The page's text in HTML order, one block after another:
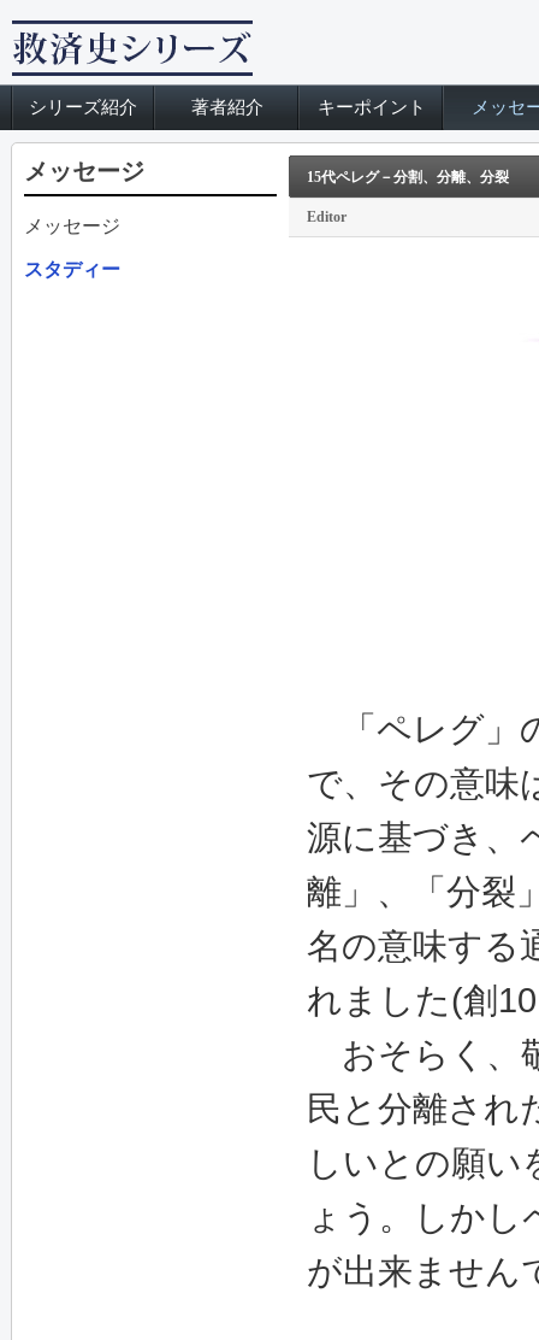
シリーズ紹介 著者紹介 キーポイント メッセ
メッセージ
メッセージ
スタディー
15代ペレグ－分割、分離、分裂
Editor
「ペレグ」
で、その意味
源に基づき、
離」、「分裂
名の意味する
れました(創
おそ らく、
民と分離され
しいとの願い
ょう。しか
が出来ません